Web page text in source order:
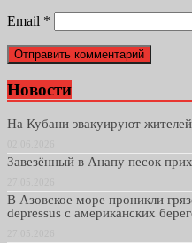
Email *
Новости
На Кубани эвакуируют
Завезённый в Анапу песок
В Азовское море проникли
depressus с американских